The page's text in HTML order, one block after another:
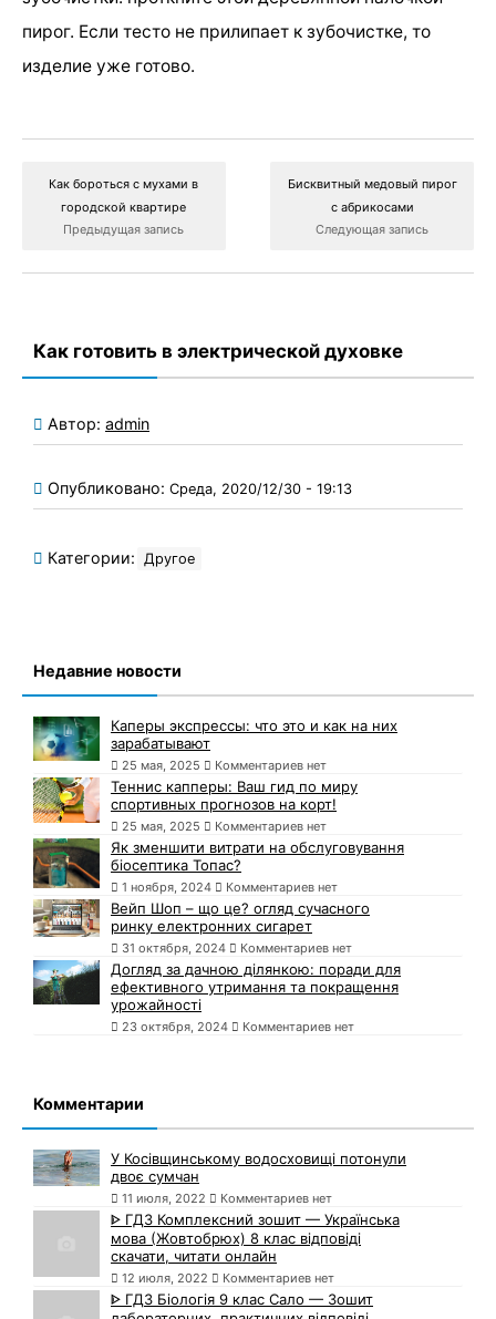
пирог. Если тесто не прилипает к зубочистке, то
изделие уже готово.
Как бороться с мухами в
городской квартире
Предыдущая запись
Бисквитный медовый пирог
с абрикосами
Следующая запись
Как готовить в электрической духовке
Автор: admin
Опубликовано: Среда, 2020/12/30 - 19:13
Категории: Другое
Недавние новости
Каперы экспрессы: что это и как на них
зарабатывают
25 мая, 2025 Комментариев нет
Теннис капперы: Ваш гид по миру
спортивных прогнозов на корт!
25 мая, 2025 Комментариев нет
Як зменшити витрати на обслуговування
біосептика Топас?
1 ноября, 2024 Комментариев нет
Вейп Шоп – що це? огляд сучасного
ринку електронних сигарет
31 октября, 2024 Комментариев нет
Догляд за дачною ділянкою: поради для
ефективного утримання та покращення
урожайності
23 октября, 2024 Комментариев нет
Комментарии
У Косівщинському водосховищі потонули
двоє сумчан
11 июля, 2022 Комментариев нет
ᐈ ГДЗ Комплексний зошит — Українська
мова (Жовтобрюх) 8 клас відповіді
скачати, читати онлайн
12 июля, 2022 Комментариев нет
ᐈ ГДЗ Біологія 9 клас Сало — Зошит